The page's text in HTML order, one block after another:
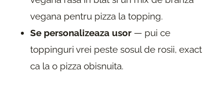
vegana pentru pizza la topping.
Se personalizeaza usor — pui ce
toppinguri vrei peste sosul de rosii, exact
ca la o pizza obisnuita.